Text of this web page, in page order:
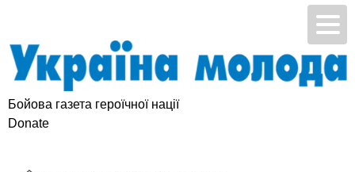
Бойова газета героїчної нації
Donate